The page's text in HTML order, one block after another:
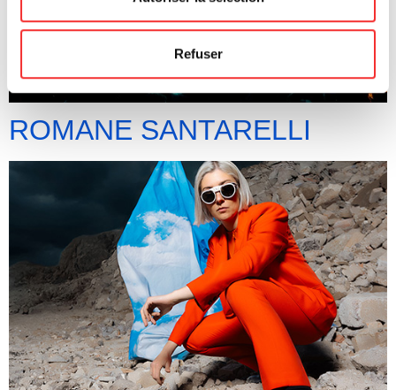
Refuser
ROMANE SANTARELLI